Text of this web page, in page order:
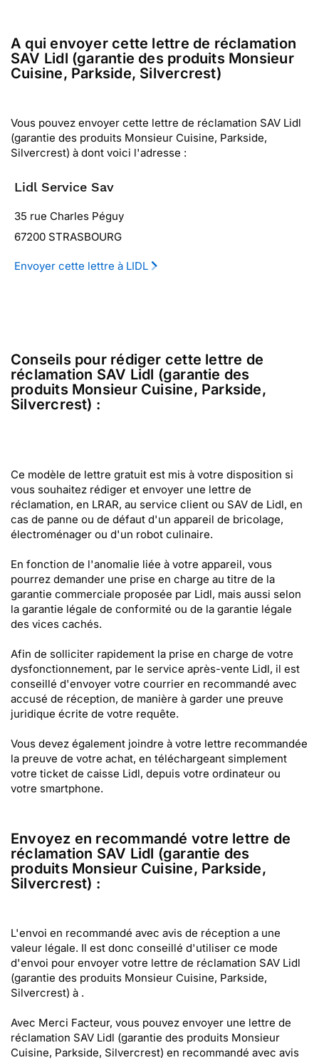
A qui envoyer cette lettre de réclamation
SAV Lidl (garantie des produits Monsieur
Cuisine, Parkside, Silvercrest)
Vous pouvez envoyer cette lettre de réclamation SAV Lidl
(garantie des produits Monsieur Cuisine, Parkside,
Silvercrest) à dont voici l'adresse :
Lidl Service Sav
35 rue Charles Péguy
67200 STRASBOURG
Envoyer cette lettre à LIDL
Conseils pour rédiger cette lettre de
réclamation SAV Lidl (garantie des
produits Monsieur Cuisine, Parkside,
Silvercrest) :
Ce modèle de lettre gratuit est mis à votre disposition si
vous souhaitez rédiger et envoyer une lettre de
réclamation, en LRAR, au service client ou SAV de Lidl, en
cas de panne ou de défaut d'un appareil de bricolage,
électroménager ou d'un robot culinaire.
En fonction de l'anomalie liée à votre appareil, vous
pourrez demander une prise en charge au titre de la
garantie commerciale proposée par Lidl, mais aussi selon
la garantie légale de conformité ou de la garantie légale
des vices cachés.
Afin de solliciter rapidement la prise en charge de votre
dysfonctionnement, par le service après-vente Lidl, il est
conseillé d'envoyer votre courrier en recommandé avec
accusé de réception, de manière à garder une preuve
juridique écrite de votre requête.
Vous devez également joindre à votre lettre recommandée
la preuve de votre achat, en téléchargeant simplement
votre ticket de caisse Lidl, depuis votre ordinateur ou
votre smartphone.
Envoyez en recommandé votre lettre de
réclamation SAV Lidl (garantie des
produits Monsieur Cuisine, Parkside,
Silvercrest) :
L'envoi en recommandé avec avis de réception a une
valeur légale. Il est donc conseillé d'utiliser ce mode
d'envoi pour envoyer votre lettre de réclamation SAV Lidl
(garantie des produits Monsieur Cuisine, Parkside,
Silvercrest) à .
Avec Merci Facteur, vous pouvez envoyer une lettre de
réclamation SAV Lidl (garantie des produits Monsieur
Cuisine, Parkside, Silvercrest) en recommandé avec avis